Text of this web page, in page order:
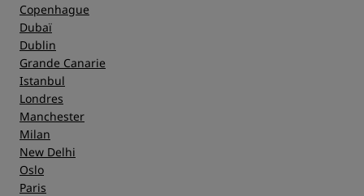
Copenhague
Dubaï
Dublin
Grande Canarie
Istanbul
Londres
Manchester
Milan
New Delhi
Oslo
Paris